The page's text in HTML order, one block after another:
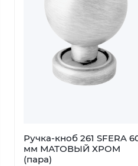
Ручка-кноб 261 SFERA
мм МАТОВЫЙ ХРОМ
(пара)